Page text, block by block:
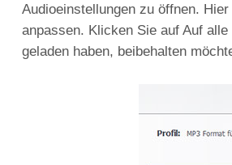
Audioeinstellungen zu öffnen.
anpassen. Klicken Sie auf Auf
geladen haben, beibehalten